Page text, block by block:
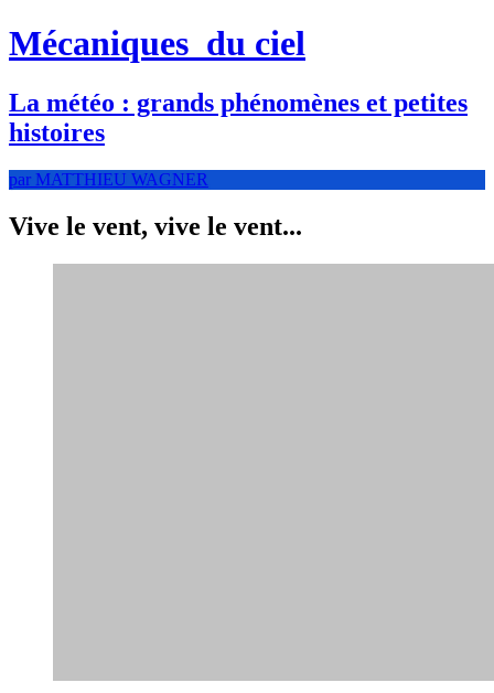
Mécaniques du ciel
La météo : grands phénomènes et petites
histoires
par MATTHIEU WAGNER
Vive le vent, vive le vent...